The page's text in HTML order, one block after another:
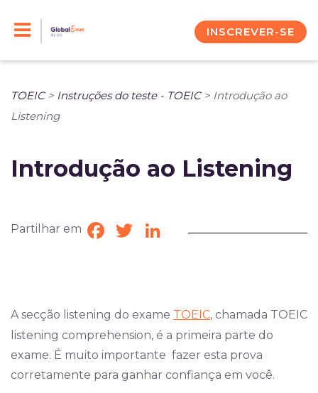
INSCREVER-SE
TOEIC> Instruções do teste - TOEIC> Introdução ao
Listening
Introdução ao Listening
Partilhar em Facebook
TwitterLinkedIn
A secção listening do exame TOEIC, chamada TOEIC
listening comprehension, é a primeira parte do
exame. É muito importante fazer esta prova
corretamente para ganhar confiança em você.